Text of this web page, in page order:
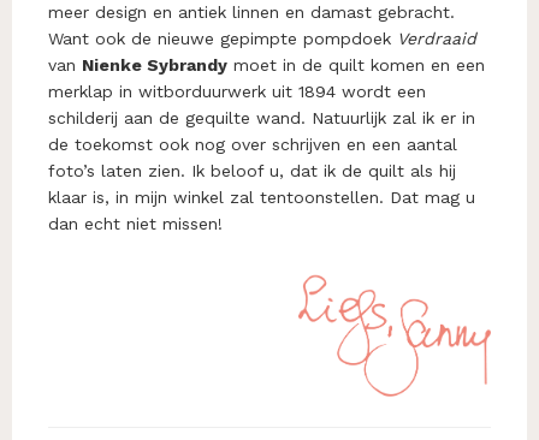
meer design en antiek linnen en damast gebracht.
Want ook de nieuwe gepimpte pompdoek Verdraaid
van Nienke Sybrandy moet in de quilt komen en een
merklap in witborduurwerk uit 1894 wordt een
schilderij aan de gequilte wand. Natuurlijk zal ik er in
de toekomst ook nog over schrijven en een aantal
foto’s laten zien. Ik beloof u, dat ik de quilt als hij
klaar is, in mijn winkel zal tentoonstellen. Dat mag u
dan echt niet missen!